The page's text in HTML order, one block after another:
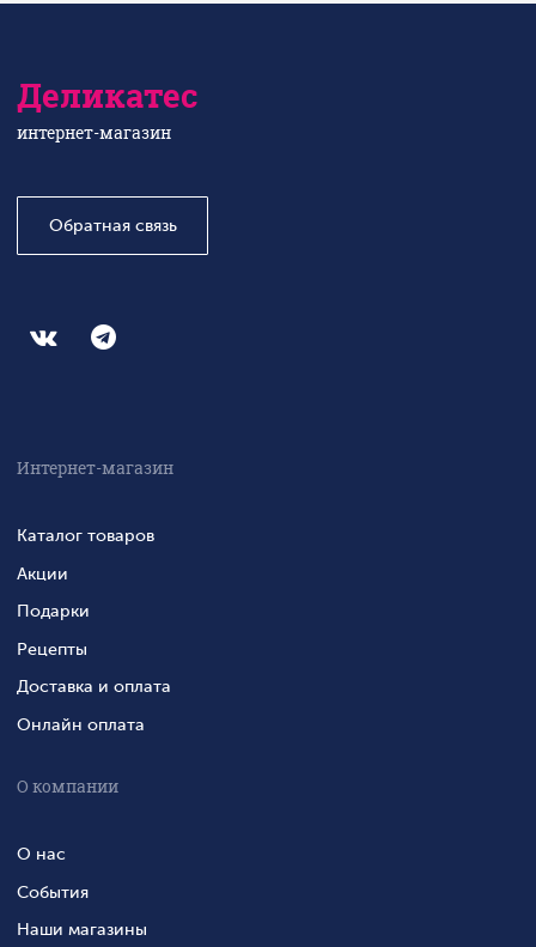
Деликатес
интернет-магазин
Обратная связь
Интернет-магазин
Каталог товаров
Акции
Подарки
Рецепты
Доставка и оплата
Онлайн оплата
О компании
О нас
События
Наши магазины